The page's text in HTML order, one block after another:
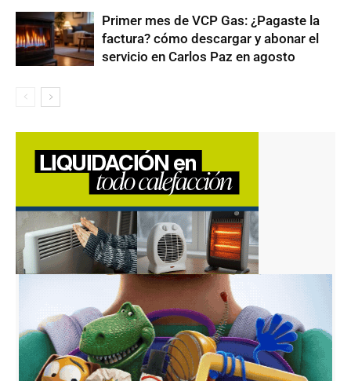
Primer mes de VCP Gas: ¿Pagaste la
factura? cómo descargar y abonar el
servicio en Carlos Paz en agosto